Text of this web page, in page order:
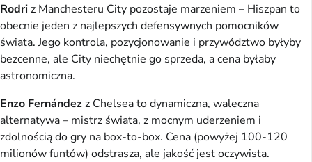
Rodriz Manchesteru City pozostaje marzeniem – Hiszpan to
obecnie jeden z najlepszych defensywnych pomocników
świata. Jego kontrola, pozycjonowanie i przywództwo byłyby
bezcenne, ale City niechętnie go sprzeda, a cena byłaby
astronomiczna.
Enzo Fernándezz Chelsea to dynamiczna, waleczna
alternatywa – mistrz świata, z mocnym uderzeniem i
zdolnością do gry na box-to-box. Cena (powyżej 100-120
milionów funtów) odstrasza, ale jakość jest oczywista.